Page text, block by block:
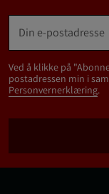
Ved å klikke på
postadressen min i
Personvernerklæring.